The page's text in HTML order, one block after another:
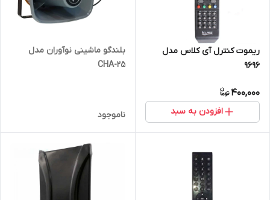
ریموت کنترل آی کلاس مدل
۹۶۹۶
400,000
افزودن به سبد
بلندگو ماشینی نوآوران مدل
CHA-25
ناموجود